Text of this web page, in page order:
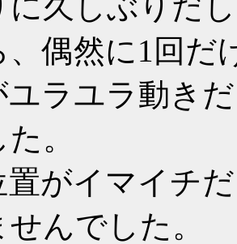
、偶然に1回だ
ユラユラ動き
。
置がイマイチ
んでした。